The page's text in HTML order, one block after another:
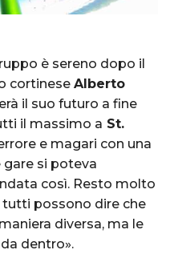
è sereno dopo il
cortinese Alberto
il suo futuro a fine
il massimo a St.
e magari con una
si poteva
così. Resto molto
possono dire che
diversa, ma le
dentro».